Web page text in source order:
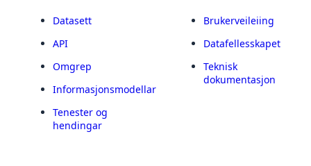
Datasett
API
Omgrep
Informasjonsmodellar
Tenester og
hendingar
Brukerveileiing
Datafellesskapet
Teknisk
dokumentasjon